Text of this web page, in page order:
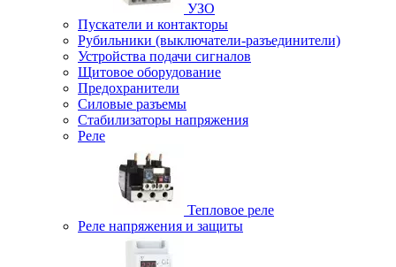
УЗО
Пускатели и контакторы
Рубильники (выключатели-разъединители)
Устройства подачи сигналов
Щитовое оборудование
Предохранители
Силовые разъемы
Стабилизаторы напряжения
Реле
Тепловое реле
Реле напряжения и защиты